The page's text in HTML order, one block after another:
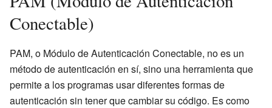
Conectable)
PAM, o Módulo de Autenticación Conectable, no es un
método de autenticación en sí, sino una herramienta que
permite a los programas usar diferentes formas de
autenticación sin tener que cambiar su código. Es como